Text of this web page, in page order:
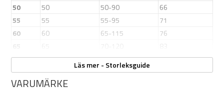
50
50 50-90
66
55
55 55-95
71
60
60 65-115
76
Såhär mäter du din hund.
Läs mer - Storleksguide
VARUMÄRKE